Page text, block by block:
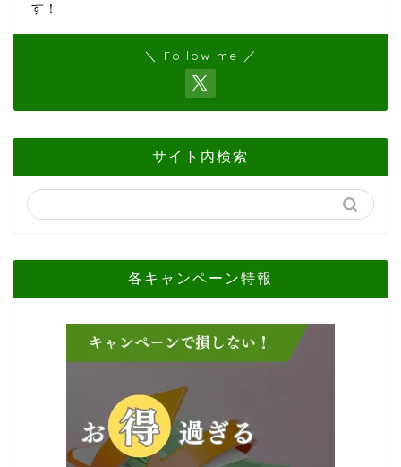
す！
＼ Follow me ／
サイト内検索
各キャンペーン特報